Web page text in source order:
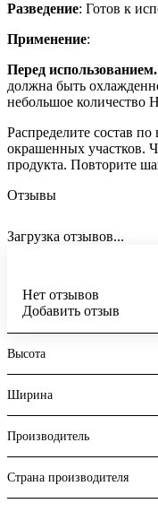
Разведение: Готов к
Применение:
Перед использованием.
должна быть
небольшое количество
Распределите состав
окрашенных участков.
продукта. Повторите
Отзывы
Загрузка отзывов...
Нет отзывов
Добавить отзыв
Высота
Ширина
Производитель
Страна производителя